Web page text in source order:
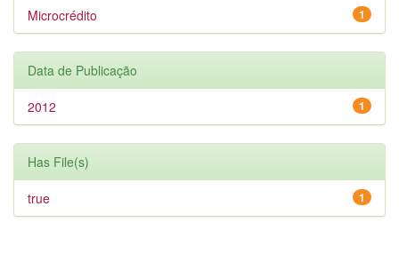
1
Microcrédito
Data de Publicação
1
2012
Has File(s)
1
true